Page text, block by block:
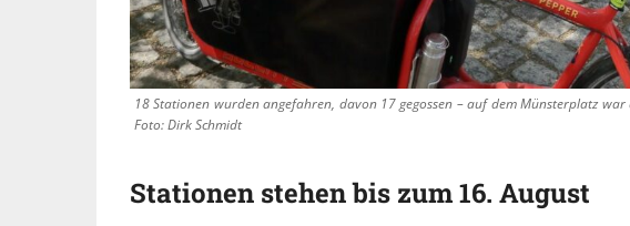
18 Stationen wurden angefahren, davon 17 gegossen – auf dem Münsterplatz
Foto: Dirk Schmidt
Stationen stehen bis zum 16. August